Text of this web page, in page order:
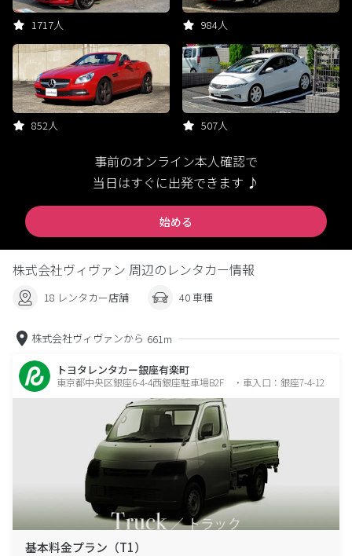
1717人 984人
852人 507人
事前のオンライン本人確認で
当日はすぐに出発できます ♪
始める
株式会社ヴィヴァン 周辺のレンタカー情報
18 レンタカー店舗 40 車種
株式会社ヴィヴァンから 661m
トヨタレンタカー銀座有楽町
東京都中央区銀座6-4-4西銀座駐車場B2F ・車入口：銀座7-4-12
基本料金プラン（T1）